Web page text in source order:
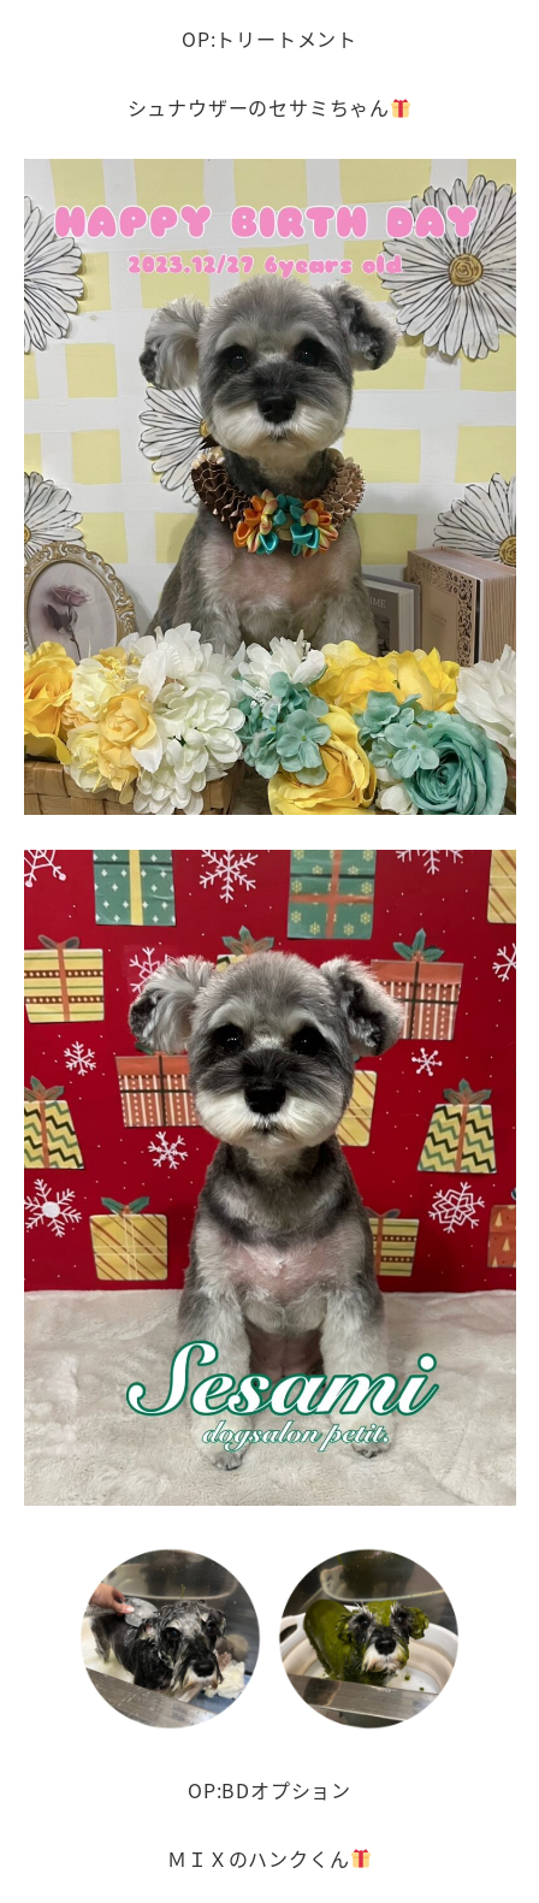
OP:トリートメント
シュナウザーのセサミちゃん
OP:BDオプション
ＭＩＸのハンクくん